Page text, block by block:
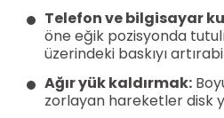
Telefon ve bilgisayar
öne eğik pozisyonda
üzerindeki baskıyı
Ağır yük kaldırmak:
zorlayan hareketler disk